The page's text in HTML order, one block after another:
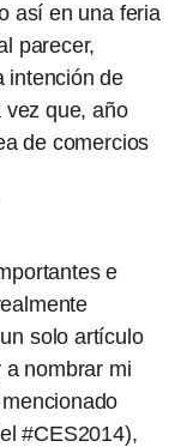
así en una feria
parecer,
intención de
vez que, año
de comercios
e
solo artículo
a nombrar mi
#CES2014),